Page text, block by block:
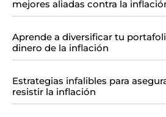
mejores aliadas contra la
Aprende a diversificar tu
dinero de la inflación
Estrategias infalibles para
resistir la inflación